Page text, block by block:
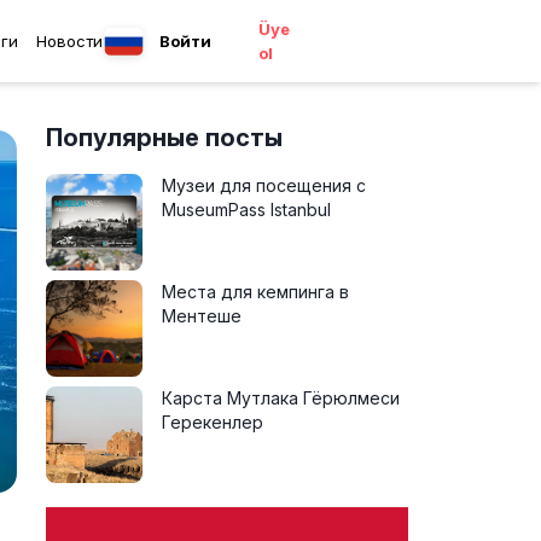
Новости Войти
Üye
ol
Популярные посты
Музеи для посещения с
MuseumPass Istanbul
Места для кемпинга в
Ментеше
Карста Мутлака Гёрюлмеси
Герекенлер